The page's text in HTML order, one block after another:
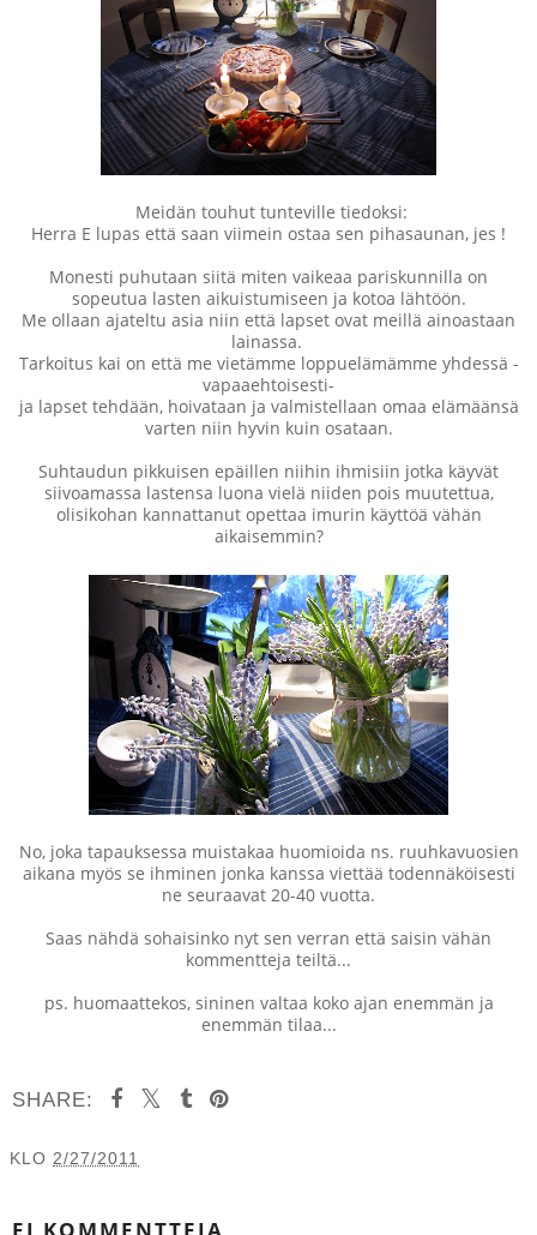
Meidän touhut tunteville tiedoksi:
Herra E lupas että saan viimein ostaa sen pihasaunan, jes !
Monesti puhutaan siitä miten vaikeaa pariskunnilla on
sopeutua lasten aikuistumiseen ja kotoa lähtöön.
Me ollaan ajateltu asia niin että lapset ovat meillä ainoastaan
lainassa.
Tarkoitus kai on että me vietämme loppuelämämme yhdessä -
vapaaehtoisesti-
ja lapset tehdään, hoivataan ja valmistellaan omaa elämäänsä
varten niin hyvin kuin osataan.
Suhtaudun pikkuisen epäillen niihin ihmisiin jotka käyvät
siivoamassa lastensa luona vielä niiden pois muutettua,
olisikohan kannattanut opettaa imurin käyttöä vähän
aikaisemmin?
No, joka tapauksessa muistakaa huomioida ns. ruuhkavuosien
aikana myös se ihminen jonka kanssa viettää todennäköisesti
ne seuraavat 20-40 vuotta.
Saas nähdä sohaisinko nyt sen verran että saisin vähän
kommentteja teiltä...
ps. huomaattekos, sininen valtaa koko ajan enemmän ja
enemmän tilaa...
SHARE:
KLO 2/27/2011
EI KOMMENTTEJA